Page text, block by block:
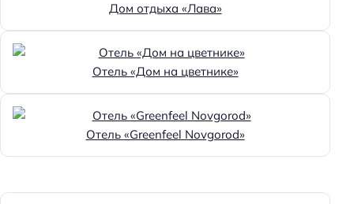
Дом отдыха «Лава»
Отель «Дом на цветнике»
Отель «Greenfeel Novgorod»